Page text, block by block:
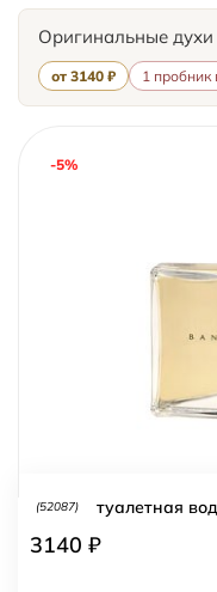
Оригинальные
от 3140 ₽ 1 пробник
-5%
(52087) туалетная
3140 ₽